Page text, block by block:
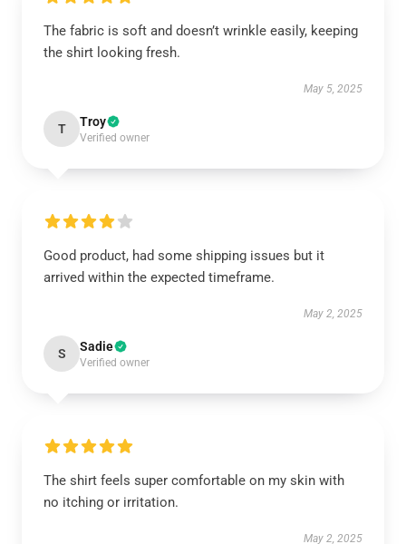
The fabric is soft and doesn’t wrinkle easily, keeping
the shirt looking fresh.
May 5, 2025
T Troy
Verified owner
Good product, had some shipping issues but it
arrived within the expected timeframe.
May 2, 2025
S Sadie
Verified owner
The shirt feels super comfortable on my skin with
no itching or irritation.
May 2, 2025